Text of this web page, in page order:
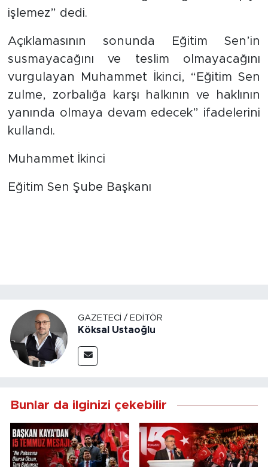
işlemez” dedi.
Açıklamasının sonunda Eğitim Sen’in
susmayacağını ve teslim olmayacağını
vurgulayan Muhammet İkinci, “Eğitim Sen
zulme, zorbalığa karşı halkının ve haklının
yanında olmaya devam edecek” ifadelerini
kullandı.
Muhammet İkinci
Eğitim Sen Şube Başkanı
GAZETECI / EDITÖR
Köksal Ustaoğlu
Bunlar da ilginizi çekebilir